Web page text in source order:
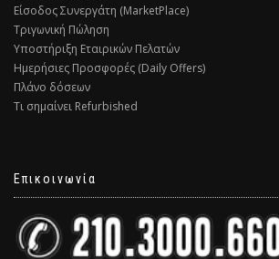
Είσοδος Συνεργάτη (MarketPlace)
Τριγωνική Πώληση
Υποστήριξη Εταιρικών Πελατών
Ημερήσιες Προσφορές (Daily Offers)
Πλάνο δόσεων
Τι σημαίνει Refurbished
Επικοινωνία